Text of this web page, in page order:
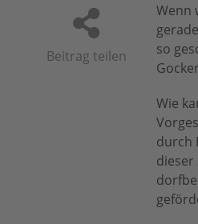
Beitrag teilen
Wenn
so
Wie
durch
dieser